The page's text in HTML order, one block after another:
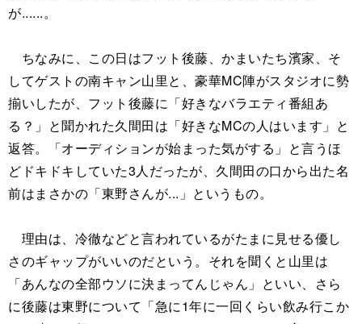
が......。
ちなみに、この日はフット後藤、かまいたち濱家、そ
してゲストの南キャン山里と、豪華MC陣がスタジオに勢
揃いしたが、フット後藤に「好きなバラエティ番組あ
る？」と聞かれた久間田は「好きなMCの人はいます」と
返答。「オーディションが始まった気がする」と言うほ
どドキドキしていた3人だったが、久間田の口から出た名
前はまさかの「東野さんが...」というもの。
理由は、冷徹などと言われているがたまに見せる優し
さのギャップがいいのだという。それを聞くと山里は
「あんなの全部ウソに決まってんじゃん」といい、さら
に後藤は東野について「急に1年に一回くらい飲み行こか